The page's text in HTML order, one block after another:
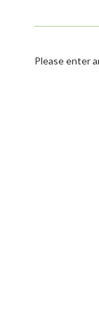
Please enter